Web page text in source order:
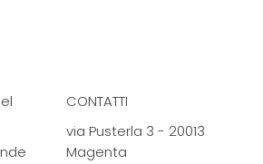
CONTATTI
via Pusterla 3 - 20013
Magenta